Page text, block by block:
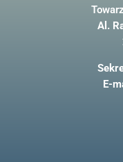
Al.
E-